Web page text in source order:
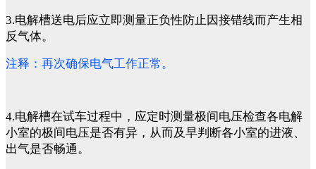
3.电解槽送电后应立即测量正负性防止因接错线而产生相
反气体。
注释：再次确保电气工作正常。
4.电解槽在试车过程中，应定时测量极间电压检查各电解
小室的极间电压是否有异，从而及早判断各小室的进液、
出气是否畅通。